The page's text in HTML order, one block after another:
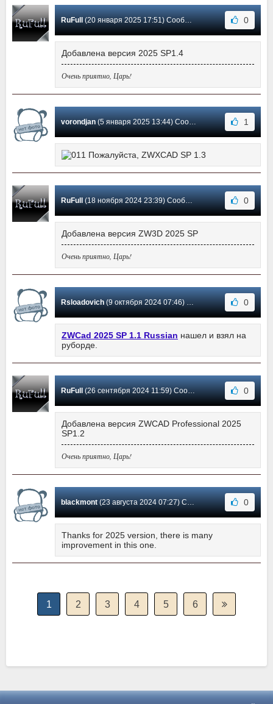
RuFull (20 января 2025 17:51) Сообщение #95 0
Добавлена версия 2025 SP1.4
Очень приятно, Царь!
vorondjan(5 января 2025 13:44) Сообщение #94 1
Пожалуйста, ZWXCAD SP 1.3
RuFull (18 ноября 2024 23:39) Сообщение #93 0
Добавлена версия ZW3D 2025 SP
Очень приятно, Царь!
Rsloadovich(9 октября 2024 07:46) Сообщение #92 0
ZWCad 2025 SP 1.1 Russian нашел и взял на
руборде.
RuFull (26 сентября 2024 11:59) Сообщение #91 0
Добавлена версия ZWCAD Professional 2025
SP1.2
Очень приятно, Царь!
blackmont(23 августа 2024 07:27) Сообщение #90 0
Thanks for 2025 version, there is many
improvement in this one.
1 2 3 4 5 6